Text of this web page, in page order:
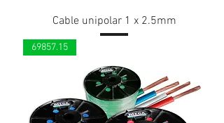
Cable unipolar 1 x 2.5mm
69857.15